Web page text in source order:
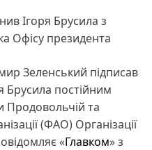
Ігоря Брусила з
Офісу президента
Зеленський підписав
Брусила постійним
Продовольчій та
(ФАО) Організації
«Главком» з